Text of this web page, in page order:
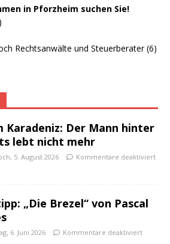
in Pforzheim suchen Sie!
Rechtsanwälte und Steuerberater (6)
Karadeniz: Der Mann hinter
lebt nicht mehr
5. August 2026 Kommentare deaktiviert
„Die Brezel“ von Pascal
6. Juni 2026 Kommentare deaktiviert